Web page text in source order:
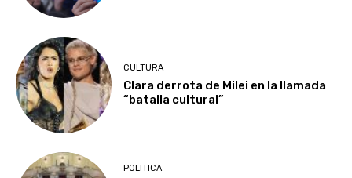
CULTURA
Clara derrota de Milei en la llamada
“batalla cultural”
POLITICA